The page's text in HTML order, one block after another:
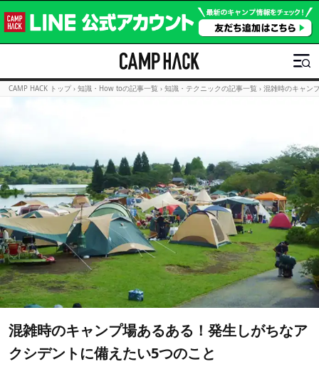
CAMP HACK トップ › 知識・How toの記事一覧 › 知識・テクニックの記事一覧 › 混雑時のキャン
混雑時のキャンプ場あるある！発生しがちなア
クシデントに備えたい5つのこと